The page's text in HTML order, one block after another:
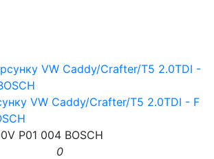
VW Caddy/Crafter/T5 2.0TDI - F
P01 004 BOSCH
0